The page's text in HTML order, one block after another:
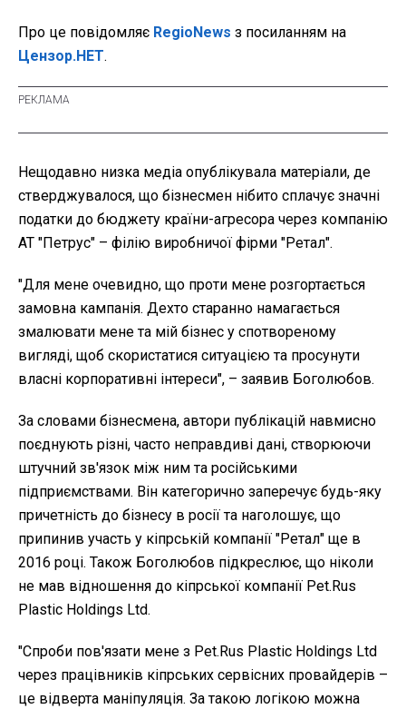
Про це повідомляє RegioNews з посиланням на
Цензор.НЕТ.
Нещодавно низка медіа опублікувала матеріали, де
стверджувалося, що бізнесмен нібито сплачує значні
податки до бюджету країни-агресора через компанію
АТ "Петрус" – філію виробничої фірми "Ретал".
"Для мене очевидно, що проти мене розгортається
замовна кампанія. Дехто старанно намагається
змалювати мене та мій бізнес у спотвореному
вигляді, щоб скористатися ситуацією та просунути
власні корпоративні інтереси", – заявив Боголюбов.
За словами бізнесмена, автори публікацій навмисно
поєднують різні, часто неправдиві дані, створюючи
штучний зв'язок між ним та російськими
підприємствами. Він категорично заперечує будь-яку
причетність до бізнесу в росії та наголошує, що
припинив участь у кіпрській компанії "Ретал" ще в
2016 році. Також Боголюбов підкреслює, що ніколи
не мав відношення до кіпрської компанії Pet.Rus
Plastic Holdings Ltd.
"Спроби пов'язати мене з Pet.Rus Plastic Holdings Ltd
через працівників кіпрських сервісних провайдерів –
це відверта маніпуляція. За такою логікою можна